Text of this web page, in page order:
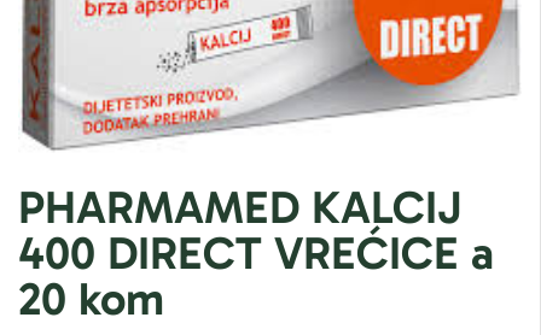
PHARMAMED KALCIJ
400 DIRECT VREĆICE a
20 kom